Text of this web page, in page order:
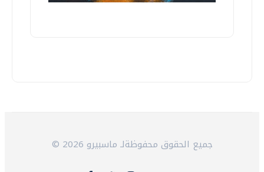
© 2026 جميع الحقوق محفوظةلـ ماسبيرو